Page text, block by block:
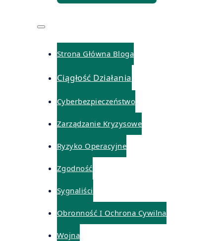
Strona Główna Bloga
Ciągłość Działania
Cyberbezpieczeństwo
Zarządzanie Kryzysowe
Ryzyko Operacyjne
Zgodność
Sygnaliści
Obronność I Ochrona Cywilna
Wojna